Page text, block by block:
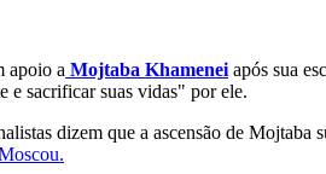
apoio a Mojtaba Khamenei após sua
e sacrificar suas vidas" por ele.
dizem que a ascensão de Mojtaba